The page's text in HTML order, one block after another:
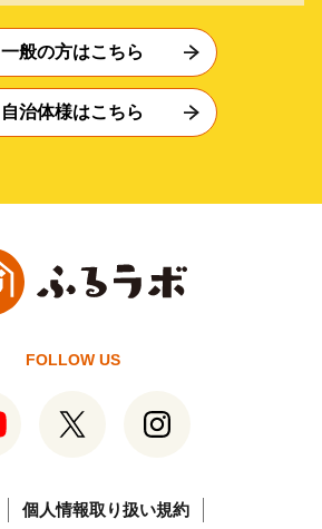
一般の方はこちら
自治体様はこちら
FOLLOW US
個人情報取り扱い規約